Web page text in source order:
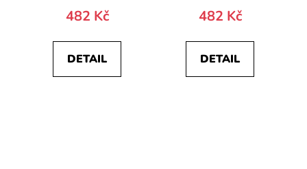
482 Kč
DETAIL
482 Kč
DETAIL